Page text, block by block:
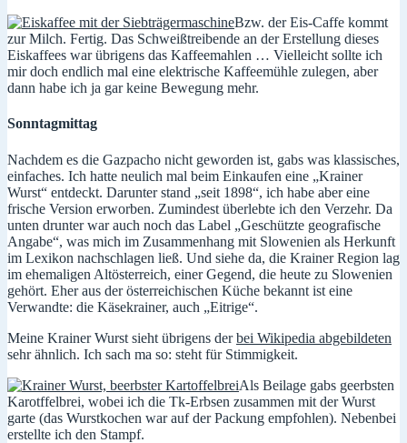
Bzw. der Eis-Caffe kommt
zur Milch. Fertig. Das Schweißtreibende an der Erstellung dieses
Eiskaffees war übrigens das Kaffeemahlen … Vielleicht sollte ich
mir doch endlich mal eine elektrische Kaffeemühle zulegen, aber
dann habe ich ja gar keine Bewegung mehr.
Sonntagmittag
Nachdem es die Gazpacho nicht geworden ist, gabs was klassisches,
einfaches. Ich hatte neulich mal beim Einkaufen eine „Krainer
Wurst“ entdeckt. Darunter stand „seit 1898“, ich habe aber eine
frische Version erworben. Zumindest überlebte ich den Verzehr. Da
unten drunter war auch noch das Label „Geschützte geografische
Angabe“, was mich im Zusammenhang mit Slowenien als Herkunft
im Lexikon nachschlagen ließ. Und siehe da, die Krainer Region lag
im ehemaligen Altösterreich, einer Gegend, die heute zu Slowenien
gehört. Eher aus der österreichischen Küche bekannt ist eine
Verwandte: die Käsekrainer, auch „Eitrige“.
Meine Krainer Wurst sieht übrigens derbei Wikipedia abgebildeten
sehr ähnlich. Ich sach ma so: steht für Stimmigkeit.
Als Beilage gabs geerbsten
Karotffelbrei, wobei ich die Tk-Erbsen zusammen mit der Wurst
garte (das Wurstkochen war auf der Packung empfohlen). Nebenbei
erstellte ich den Stampf.